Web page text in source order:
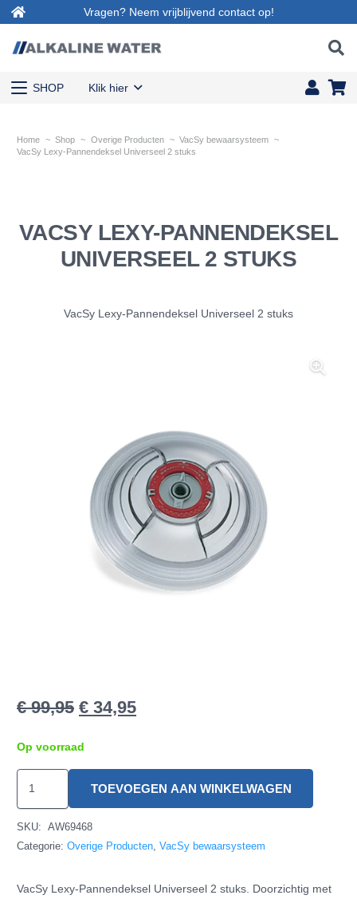
Vragen? Neem vrijblijvend contact op!
SHOP Klik hier
Home ~ Shop ~ Overige Producten ~ VacSy bewaarsysteem ~
VacSy Lexy-Pannendeksel Universeel 2 stuks
VACSY LEXY-PANNENDEKSEL
UNIVERSEEL 2 STUKS
VacSy Lexy-Pannendeksel Universeel 2 stuks
€99,95 € 34,95
Op voorraad
Pannendeksel
Universeel
stuks
TOEVOEGEN AAN WINKELWAGEN
SKU:
AW69468
Categorie: Overige Producten VacSy bewaarsysteem
VacSy Lexy-Pannendeksel Universeel 2 stuks. Doorzichtig met